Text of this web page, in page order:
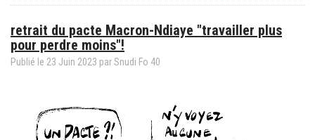
retrait du pacte Macron-Ndiaye "travailler plus
pour perdre moins"!
Publié le 23 Juin 2023 par Snudi Fo 40